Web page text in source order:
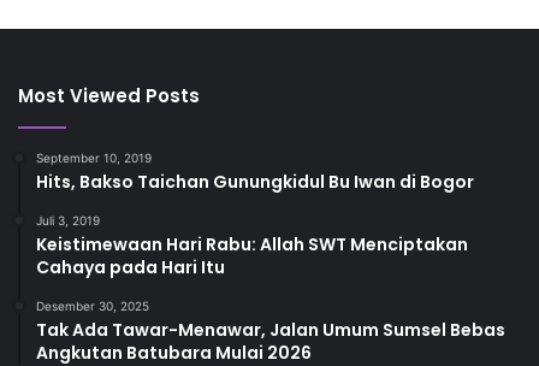
Most Viewed Posts
September 10, 2019
Hits, Bakso Taichan Gunungkidul Bu Iwan di Bogor
Juli 3, 2019
Keistimewaan Hari Rabu: Allah SWT Menciptakan
Cahaya pada Hari Itu
Desember 30, 2025
Tak Ada Tawar-Menawar, Jalan Umum Sumsel Bebas
Angkutan Batubara Mulai 2026